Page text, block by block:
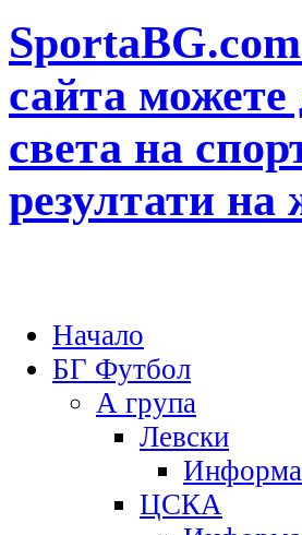
сайта
света на
резултати на
Начало
БГ Футбол
А група
Левски
ЦСКА